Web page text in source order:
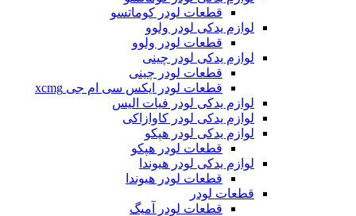
قطعات لودر کوماتسو
لوازم یدکی لودر ولوو
قطعات لودر ولوو
لوازم یدکی لودر چینی
قطعات لودر چینی
قطعات لودر ایکس سی ام جی xcmg
لوازم یدکی لودر فیات الیس
لوازم یدکی لودر کاوازاکی
لوازم یدکی لودر هپکو
قطعات لودر هپکو
لوازم یدکی لودر هیوندا
قطعات لودر هیوندا
قطعات لودر
قطعات لودر آمیگ